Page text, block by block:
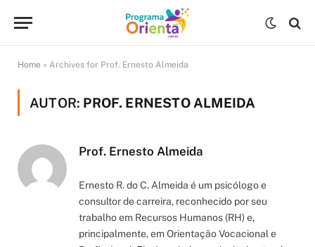
Home » Archives for Prof. Ernesto Almeida
AUTOR: PROF. ERNESTO ALMEIDA
Prof. Ernesto Almeida
Ernesto R. do C. Almeida é um psicólogo e
consultor de carreira, reconhecido por seu
trabalho em Recursos Humanos (RH) e,
principalmente, em Orientação Vocacional e